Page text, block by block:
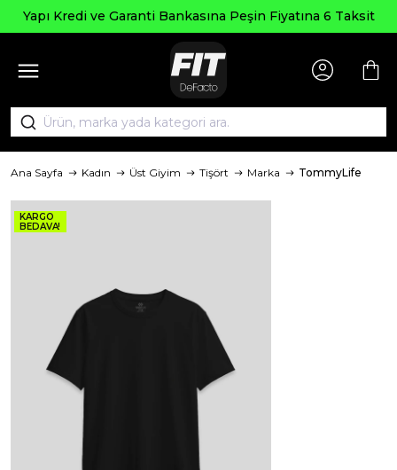
Yapı Kredi ve Garanti Bankasına Peşin Fiyatına 6 Taksit
Ana Sayfa Kadın Üst Giyim Tişört Marka TommyLife
KARGO
BEDAVA!